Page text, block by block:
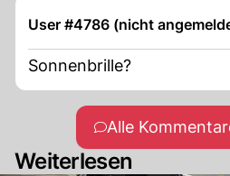
User #4786 (nicht
Sonnenbrille?
Alle
Weiterlesen